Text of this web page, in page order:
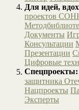
Для идей,
проектов
Документы
Консультации
Презентации
Цифровые
Спецпроекты:
защитника
Нацпроекты
Эксперты